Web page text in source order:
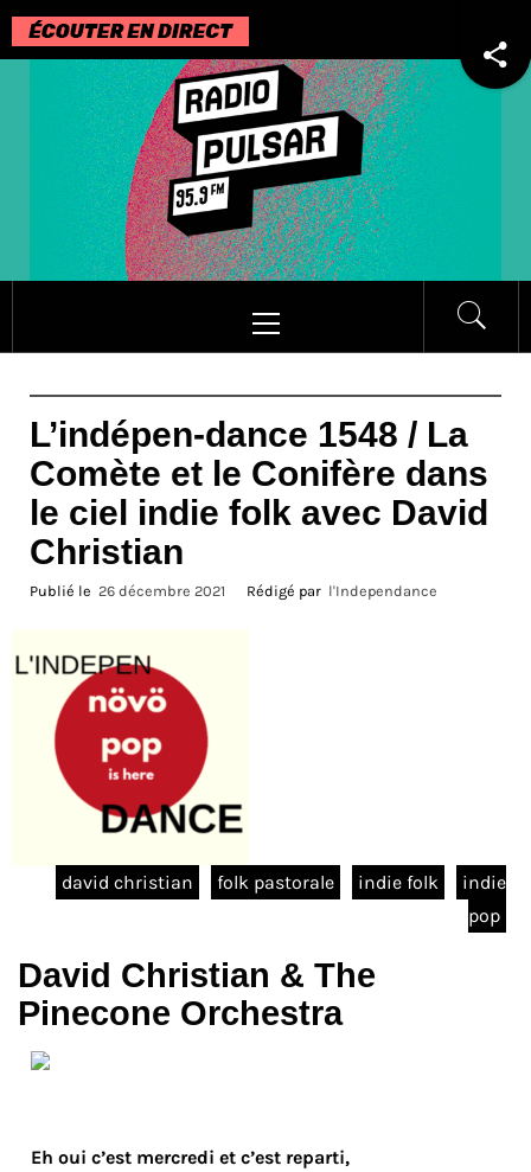
Passer
au
contenu
principal
L’indépen-dance 1548 / La
Comète et le Conifère dans
le ciel indie folk avec David
Christian
Publié le 26 décembre 2021 Rédigé par l'Independance
david christian folk pastorale indie folk
indie
pop
David Christian & The
Pinecone Orchestra
Eh oui c’est mercredi et c’est reparti,